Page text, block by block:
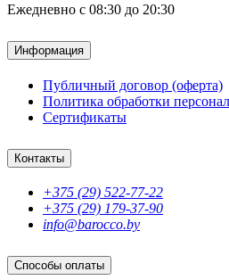
Ежедневно с 08:30 до 20:30
Информация
Публичный договор (оферта)
Политика обработки
Сертификаты
Контакты
+375 (29) 522-77-22
+375 (29) 179-37-90
info@barocco.by
Способы оплаты